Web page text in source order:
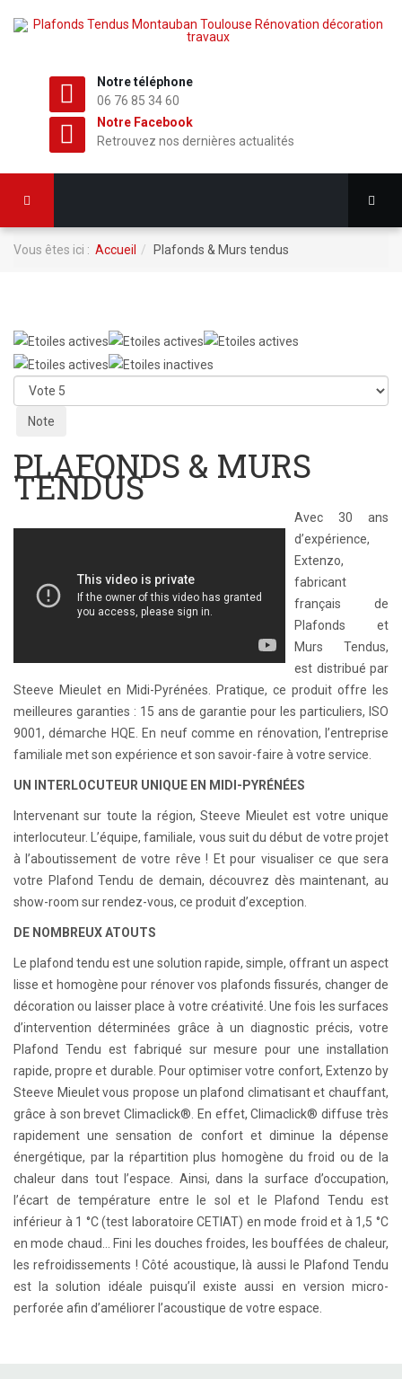
Notre téléphone
06 76 85 34 60
Notre Facebook
Retrouvez nos dernières actualités
Vous êtes ici : Accueil Plafonds & Murs tendus
Note
utilisateur:4/5
Veuillez
voter
PLAFONDS & MURS
TENDUS
Avec 30 ans
d’expérience,
Extenzo,
fabricant
français de
Plafonds et
Murs Tendus,
est distribué par
Steeve Mieulet en Midi-Pyrénées. Pratique, ce produit offre les
meilleures garanties : 15 ans de garantie pour les particuliers, ISO
9001, démarche HQE. En neuf comme en rénovation, l’entreprise
familiale met son expérience et son savoir-faire à votre service.
UN INTERLOCUTEUR UNIQUE EN MIDI-PYRÉNÉES
Intervenant sur toute la région, Steeve Mieulet est votre unique
interlocuteur. L’équipe, familiale, vous suit du début de votre projet
à l’aboutissement de votre rêve ! Et pour visualiser ce que sera
votre Plafond Tendu de demain, découvrez dès maintenant, au
show-room sur rendez-vous, ce produit d’exception.
DE NOMBREUX ATOUTS
Le plafond tendu est une solution rapide, simple, offrant un aspect
lisse et homogène pour rénover vos plafonds fissurés, changer de
décoration ou laisser place à votre créativité. Une fois les surfaces
d’intervention déterminées grâce à un diagnostic précis, votre
Plafond Tendu est fabriqué sur mesure pour une installation
rapide, propre et durable. Pour optimiser votre confort, Extenzo by
Steeve Mieulet vous propose un plafond climatisant et chauffant,
grâce à son brevet Climaclick®. En effet, Climaclick® diffuse très
rapidement une sensation de confort et diminue la dépense
énergétique, par la répartition plus homogène du froid ou de la
chaleur dans tout l’espace. Ainsi, dans la surface d’occupation,
l’écart de température entre le sol et le Plafond Tendu est
inférieur à 1 °C (test laboratoire CETIAT) en mode froid et à 1,5 °C
en mode chaud… Fini les douches froides, les bouffées de chaleur,
les refroidissements ! Côté acoustique, là aussi le Plafond Tendu
est la solution idéale puisqu’il existe aussi en version micro-
perforée afin d’améliorer l’acoustique de votre espace.